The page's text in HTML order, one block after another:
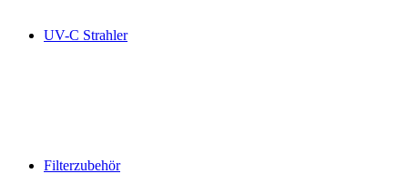
UV-C Strahler
Filterzubehör